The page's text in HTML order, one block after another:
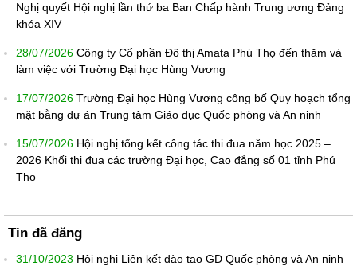
Nghị quyết Hội nghị lần thứ ba Ban Chấp hành Trung ương Đảng
khóa XIV
28/07/2026 Công ty Cổ phần Đô thị Amata Phú Thọ đến thăm và
làm việc với Trường Đại học Hùng Vương
17/07/2026 Trường Đại học Hùng Vương công bố Quy hoạch tổng
mặt bằng dự án Trung tâm Giáo dục Quốc phòng và An ninh
15/07/2026 Hội nghị tổng kết công tác thi đua năm học 2025 –
2026 Khối thi đua các trường Đại học, Cao đẳng số 01 tỉnh Phú
Thọ
Tin đã đăng
31/10/2023 Hội nghị Liên kết đào tạo GD Quốc phòng và An ninh